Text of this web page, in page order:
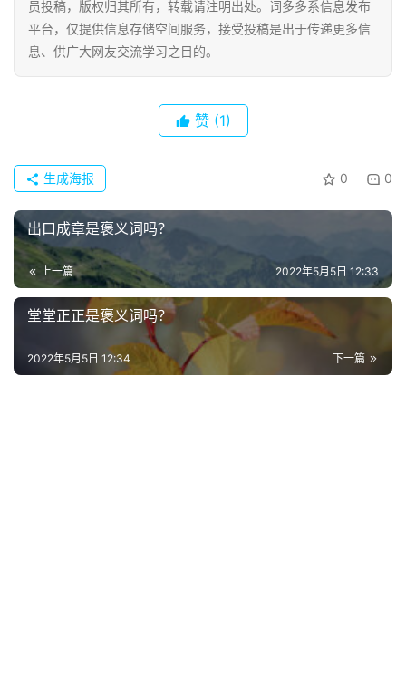
员投稿，版权归其所有，转载请注明出处。词多多系信息发布
平台，仅提供信息存储空间服务，接受投稿是出于传递更多信
息、供广大网友交流学习之目的。
赞 (1)
0 0
生成海报
出口成章是褒义词吗？
上一篇 2022年5月5日 12:33
堂堂正正是褒义词吗？
下一篇
2022年5月5日 12:34